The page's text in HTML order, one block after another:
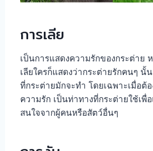
การเลีย
เป็นการแสดงความรักของกระต่าย
เลียใครก็แสดงว่ากระต่ายรักคนๆ นั้
ที่กระต่ายมักจะทำ โดยเฉพาะเมื่อต้
ความรัก เป็นท่าทางที่กระต่ายใช้เพื่
สนใจจากผู้คนหรือสัตว์อื่นๆ